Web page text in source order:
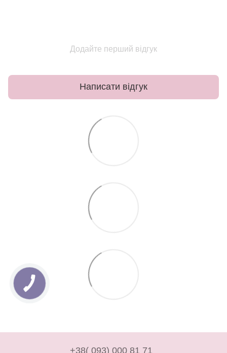
Додайте перший відгук
Написати відгук
+38( 093) 000 81 71